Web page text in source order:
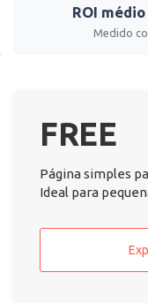
ROI
Medido
FREE
Página simples
Ideal para